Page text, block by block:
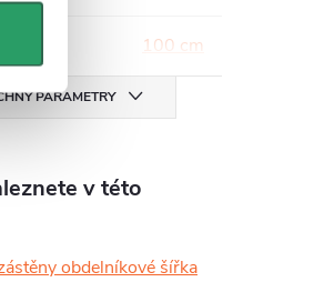
100 cm
PARAMETRY
v této
obdelníkové šířka